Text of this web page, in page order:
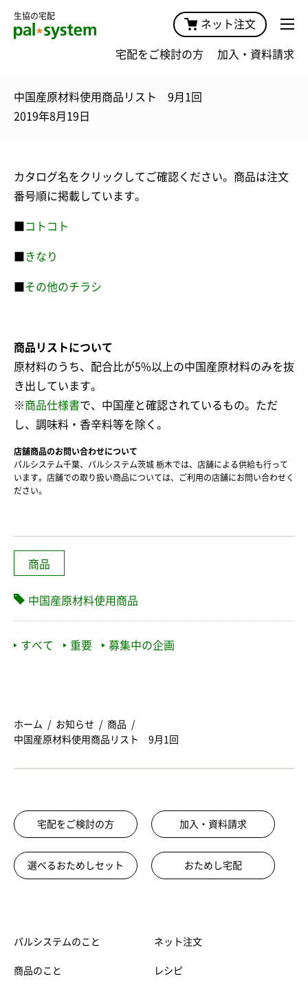
生協の宅配
ネット注文
宅配をご検討の方 加入・資料請求
中国産原材料使用商品リスト 9月1回
2019年8月19日
カタログ名をクリックしてご確認ください。商品は注文
番号順に掲載しています。
コトコト
きなり
その他のチラシ
商品リストについて
原材料のうち、配合比が5%以上の中国産原材料のみを抜
き出しています。
※商品仕様書で、中国産と確認されているもの。ただ
し、調味料・香辛料等を除く。
店舗商品のお問い合わせについて
パルシステム千葉、パルシステム茨城 栃木では、店舗による供給も行って
います。店舗での取り扱い商品については、ご利用の店舗にお問い合わせく
ださい。
商品
中国産原材料使用商品
すべて 重要 募集中の企画
ホーム お知らせ
商品
中国産原材料使用商品リスト 9月1回
宅配をご検討の方 加入・資料請求
選べるおためしセット おためし宅配
パルシステムのこと
商品のこと
ネット注文
レシピ